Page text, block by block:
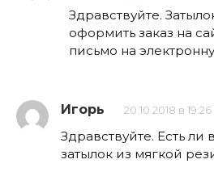
Здравствуйте.
оформить заказ на
письмо на
Игорь 20.10.2018 в 19:26
Здравствуйте. Есть ли
затылок из мягкой